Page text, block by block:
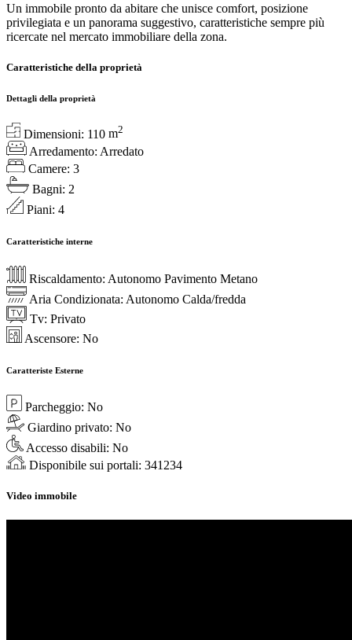
Un immobile pronto da abitare che unisce comfort, posizione
privilegiata e un panorama suggestivo, caratteristiche sempre più
ricercate nel mercato immobiliare della zona.
Caratteristiche della proprietà
Dettagli della proprietà
Dimensioni: 110m2
Arredamento: Arredato
Camere:3
Bagni: 2
Piani: 4
Caratteristiche interne
Riscaldamento: Autonomo Pavimento Metano
Aria Condizionata: Autonomo Calda/fredda
Tv:Privato
Ascensore:No
Caratteriste Esterne
Parcheggio: No
Giardino privato:No
Accesso disabili:No
Disponibile sui portali: 341234
Video immobile